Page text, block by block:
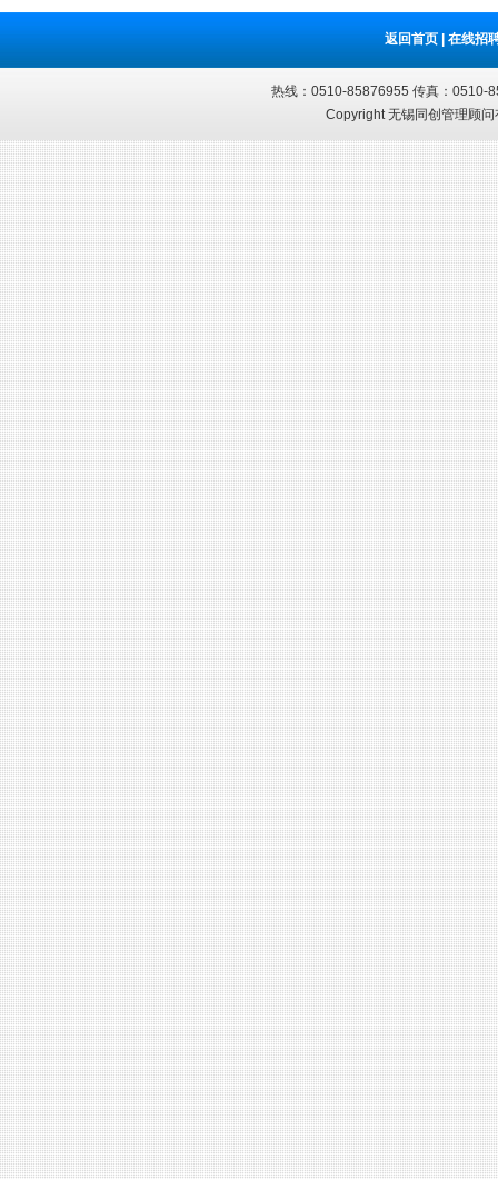
返回首页| 在线招
热线：0510-85876955 传真：0510-
Copyright 无锡同创管理顾